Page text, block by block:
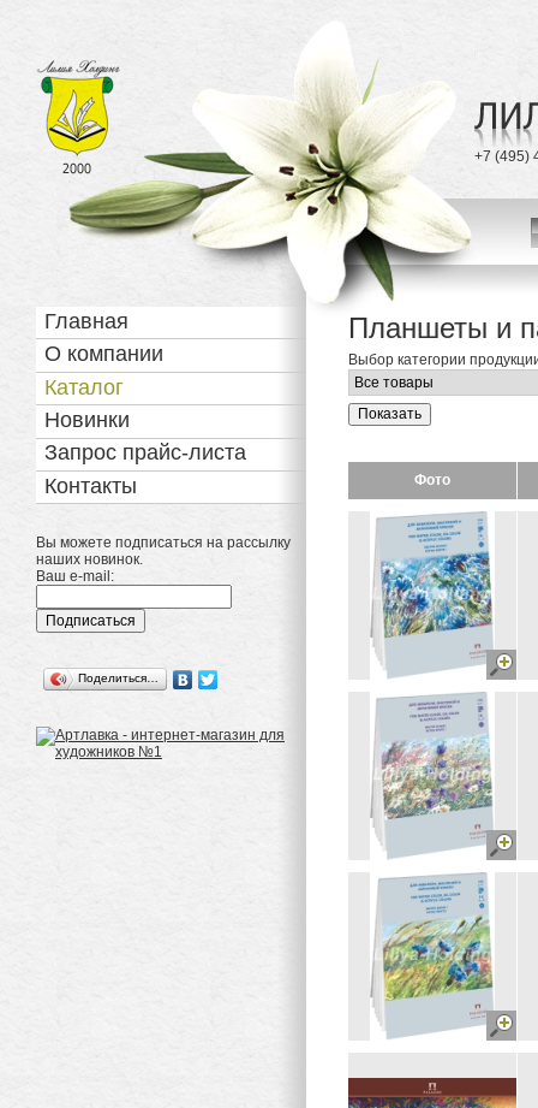
Лилия
с 2000 года
+7 (495)
Планшеты и
Выбор категории
Фото
Навигация
Главная
О компании
Каталог
Новинки
Запрос прайс-листа
Контакты
Вы можете подписаться на рассылку
наших новинок.
Ваш e-mail:
Поделиться…